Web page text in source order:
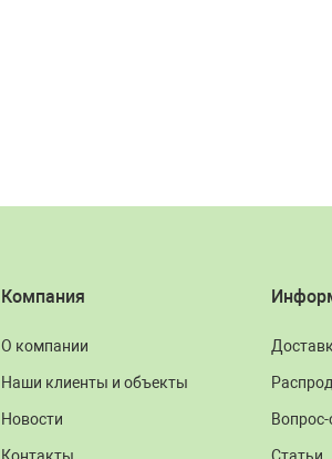
Компания
О компании
Наши клиенты и объекты
Новости
Контакты
Вопрос-
Статьи